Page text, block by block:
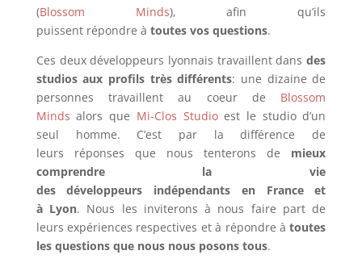
(Blossom Minds), afin qu’ils
puissent répondre à toutes vos questions.
Ces deux développeurs lyonnais travaillent dansdes
studios aux profils très différents: une dizaine de
personnes travaillent au coeur de Blossom
Minds alors que Mi-Clos Studioest le studio d’un
seul homme. C’est par la différence de
leurs réponses que nous tenterons de mieux
comprendre la vie
des développeurs indépendants en France et
à Lyon. Nous les inviterons à nous faire part de
leurs expériences respectives et à répondre à toutes
les questions que nous nous posons tous.